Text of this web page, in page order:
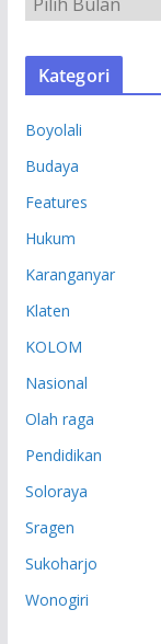
R
S
Kategori
Boyolali
Budaya
Features
Hukum
Karanganyar
Klaten
KOLOM
Nasional
Olah raga
Pendidikan
Soloraya
Sragen
Sukoharjo
Wonogiri